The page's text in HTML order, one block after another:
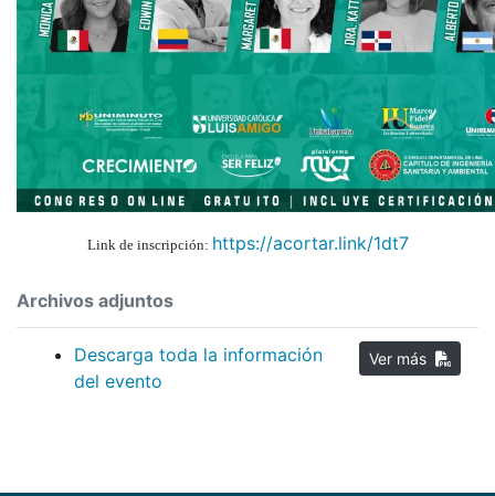
Link de inscripción: https://acortar.link/1dt7
Archivos adjuntos
Descarga toda la información
del evento